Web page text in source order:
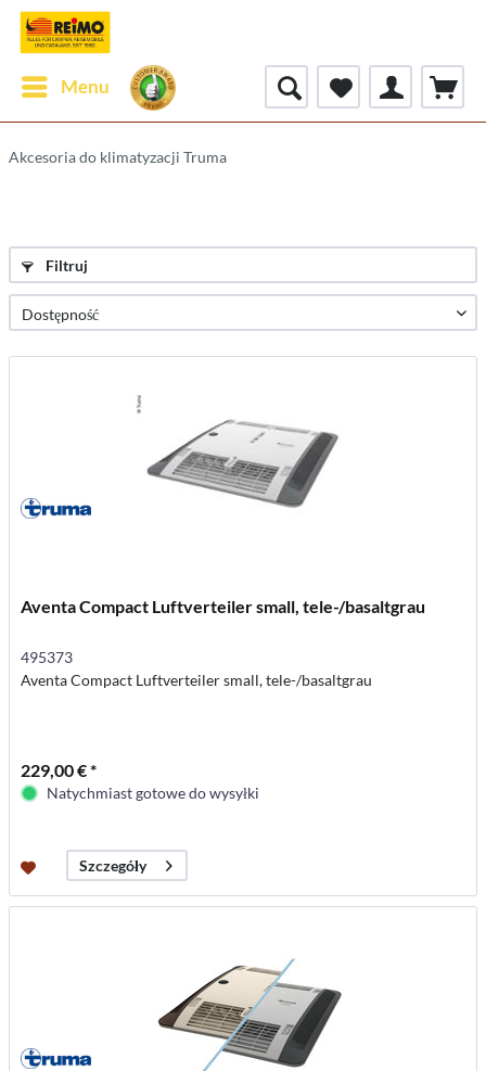
Menu
Akcesoria do klimatyzacji Truma
Filtruj
Aventa Compact Luftverteiler small, tele-/basaltgrau
495373
Aventa Compact Luftverteiler small, tele-/basaltgrau
229,00 € *
Natychmiast gotowe do wysyłki
Szczegóły